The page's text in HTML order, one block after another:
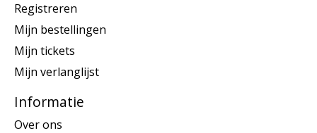
Registreren
Mijn bestellingen
Mijn tickets
Mijn verlanglijst
Informatie
Over ons